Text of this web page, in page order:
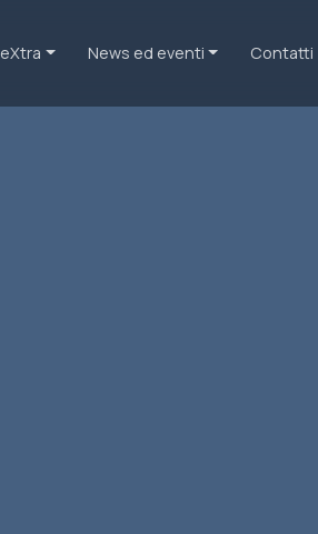
eXtra News ed eventi Contatti